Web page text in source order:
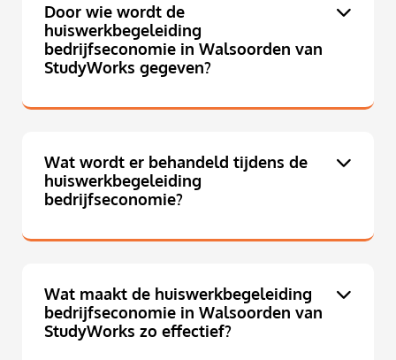
Door wie wordt de
huiswerkbegeleiding
bedrijfseconomie in Walsoorden van
StudyWorks gegeven?
Wat wordt er behandeld tijdens de
huiswerkbegeleiding
bedrijfseconomie?
Wat maakt de huiswerkbegeleiding
bedrijfseconomie in Walsoorden van
StudyWorks zo effectief?